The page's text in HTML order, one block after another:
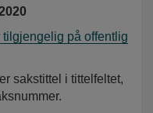
tilgjengelig på offentlig
sakstittel i tittelfeltet,